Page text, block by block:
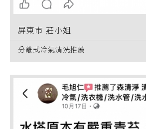
屏東市 莊小姐
分離式冷氣清洗推薦